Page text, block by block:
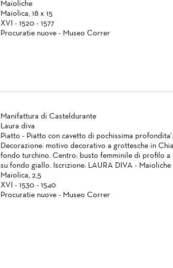
Maioliche
Maiolica, 18 x 15
XVI - 1520 - 1577
Procuratie nuove - Museo Correr
Manifattura di Casteldurante
Laura diva
Piatto - Piatto con cavetto di pochissima profondita'.
Decorazione: motivo decorativo a grottesche in
fondo turchino. Centro: busto femminile di profilo a
su fondo giallo. Iscrizione: LAURA DIVA - Maioliche
Maiolica, 2,5
XVI - 1530 - 1540
Procuratie nuove - Museo Correr